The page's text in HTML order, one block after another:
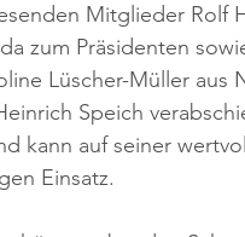
Mitglieder Rolf
zum Präsidenten
Lüscher-Müller aus
Speich
kann auf seiner
Einsatz.